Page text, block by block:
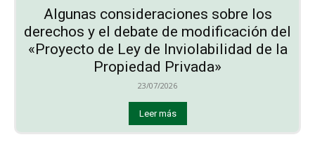
Algunas consideraciones sobre los
derechos y el debate de modificación del
«Proyecto de Ley de Inviolabilidad de la
Propiedad Privada»
23/07/2026
Leer más